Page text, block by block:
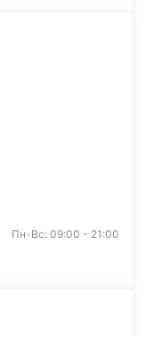
Пн-Вс: 09:00 - 21:00